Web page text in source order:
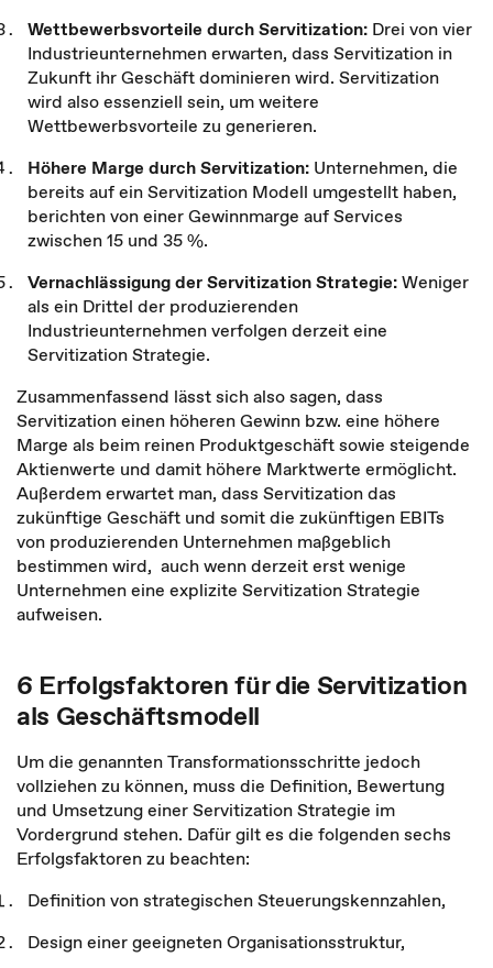
Wettbewerbsvorteile durch Servitization: Drei von vier
Industrieunternehmen erwarten, dass Servitization in
Zukunft ihr Geschäft dominieren wird. Servitization
wird also essenziell sein, um weitere
Wettbewerbsvorteile zu generieren.
Höhere Marge durch Servitization: Unternehmen, die
bereits auf ein Servitization Modell umgestellt haben,
berichten von einer Gewinnmarge auf Services
zwischen 15 und 35 %.
Vernachlässigung der Servitization Strategie:Weniger
als ein Drittel der produzierenden
Industrieunternehmen verfolgen derzeit eine
Servitization Strategie.
Zusammenfassend lässt sich also sagen, dass
Servitization einen höheren Gewinn bzw. eine höhere
Marge als beim reinen Produktgeschäft sowie steigende
Aktienwerte und damit höhere Marktwerte ermöglicht.
Außerdem erwartet man, dass Servitization das
zukünftige Geschäft und somit die zukünftigen EBITs
von produzierenden Unternehmen maßgeblich
bestimmen wird, auch wenn derzeit erst wenige
Unternehmen eine explizite Servitization Strategie
aufweisen.
6 Erfolgsfaktoren für die Servitization
als Geschäftsmodell
Um die genannten Transformationsschritte jedoch
vollziehen zu können, muss die Definition, Bewertung
und Umsetzung einer Servitization Strategie im
Vordergrund stehen. Dafür gilt es die folgenden sechs
Erfolgsfaktoren zu beachten:
Definition von strategischen Steuerungskennzahlen,
Design einer geeigneten Organisationsstruktur,